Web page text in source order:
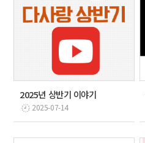
2025년 상반기 이야기
2025-07-14